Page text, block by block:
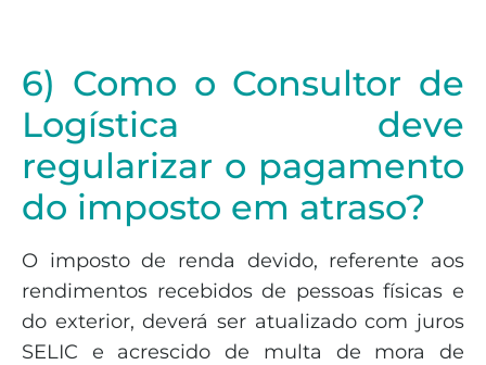
6) Como o Consultor de
Logística deve
regularizar o pagamento
do imposto em atraso?
O imposto de renda devido, referente aos
rendimentos recebidos de pessoas físicas e
do exterior, deverá ser atualizado com juros
SELIC e acrescido de multa de mora de